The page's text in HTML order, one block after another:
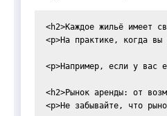
<h2>Каждое жильё имеет
<p>На практике, когда
<p>Например, если у вас
<h2>Рынок аренды: от
<p>Не забывайте, что